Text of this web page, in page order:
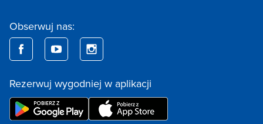
Obserwuj nas:
Rezerwuj wygodniej w aplikacji